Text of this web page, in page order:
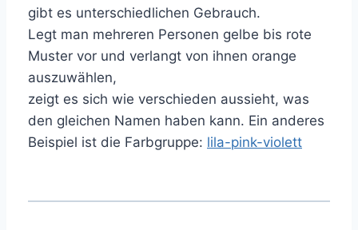
gibt es unterschiedlichen Gebrauch.
Legt man mehreren Personen gelbe bis rote
Muster vor und verlangt von ihnen orange
auszuwählen,
zeigt es sich wie verschieden aussieht, was
den gleichen Namen haben kann. Ein anderes
Beispiel ist die Farbgruppe: lila-pink-violett